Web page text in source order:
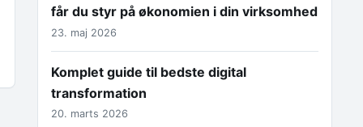
får du styr på økonomien i din virksomhed
23. maj 2026
Komplet guide til bedste digital
transformation
20. marts 2026